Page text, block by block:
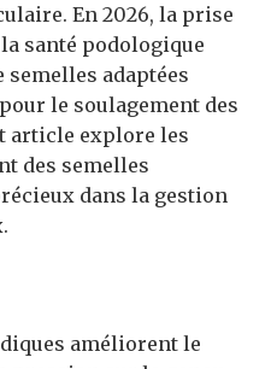
En 2026, la prise
santé podologique
adaptées
le soulagement des
article explore les
des semelles
dans la gestion
améliorent le